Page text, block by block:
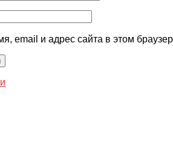
email и адрес сайта в этом